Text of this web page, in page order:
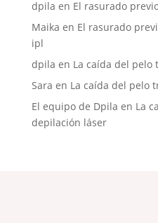
dpila en El rasurado
Maika en El rasurado
ipl
dpila en La caída del pelo
Sara en La caída del pelo
El equipo de Dpila en La
depilación láser